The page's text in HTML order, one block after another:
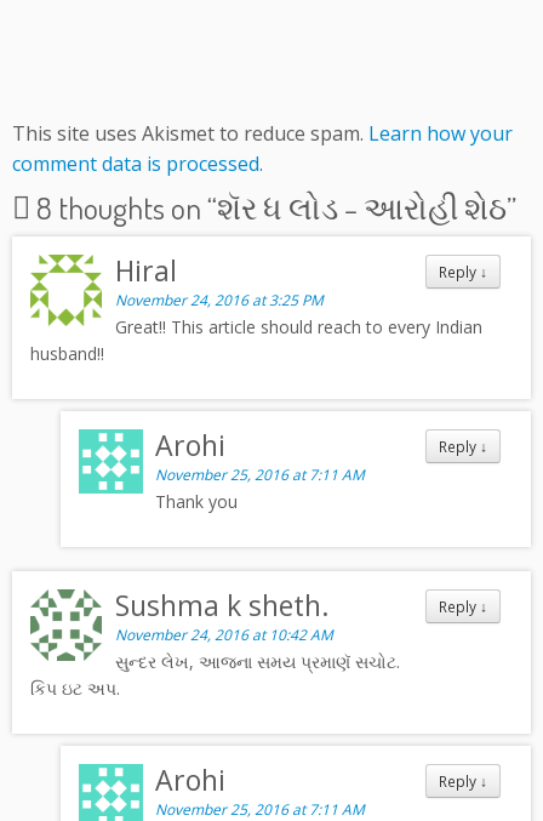
This site uses Akismet to reduce spam. Learn how your
comment data is processed.
8 thoughts on “શૅર ધ લોડ – આરોહી શેઠ”
Reply ↓
Hiral
November 24, 2016 at 3:25 PM
Great!! This article should reach to every Indian
husband!!
Reply ↓
Arohi
November 25, 2016 at 7:11 AM
Thank you
Reply ↓
Sushma k sheth.
November 24, 2016 at 10:42 AM
સુન્દર લેખ, આજ્ના સમય પ્રમાણૅ સચોટ.
કિપ ઇટ અપ.
Reply ↓
Arohi
November 25, 2016 at 7:11 AM